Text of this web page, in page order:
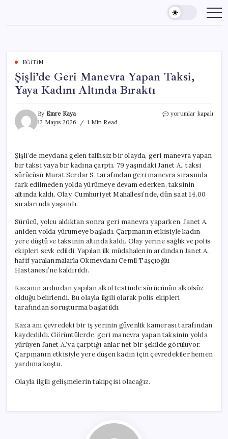
content
EĞITIM
Şişli’de Geri Manevra Yapan Taksi,
Yaya Kadını Altında Bıraktı
By Emre Kaya
12 Mayıs 2026
1 Min Read
Şişli’de
Yaya
Kadını
Altında
Bıraktı
yorumlar kapalı
Şişli’de meydana gelen talihsiz bir olayda, geri manevra yapan
bir taksi yaya bir kadına çarptı. 79 yaşındaki Janet A., taksi
sürücüsü Murat Serdar S. tarafından geri manevra sırasında
fark edilmeden yolda yürümeye devam ederken, taksinin
altında kaldı. Olay, Cumhuriyet Mahallesi’nde, dün saat 14.00
sıralarında yaşandı.
Sürücü, yolcu aldıktan sonra geri manevra yaparken, Janet A.
aniden yolda yürümeye başladı. Çarpmanın etkisiyle kadın
yere düştü ve taksinin altında kaldı. Olay yerine sağlık ve polis
ekipleri sevk edildi. Yapılan ilk müdahalenin ardından Janet A.,
hafif yaralanmalarla Okmeydanı Cemil Taşçıoğlu
Hastanesi’ne kaldırıldı.
Kazanın ardından yapılan alkol testinde sürücünün alkolsüz
olduğu belirlendi. Bu olayla ilgili olarak polis ekipleri
tarafından soruşturma başlatıldı.
Kaza anı çevredeki bir iş yerinin güvenlik kamerası tarafından
kaydedildi. Görüntülerde, geri manevra yapan taksinin yolda
yürüyen Janet A.’ya çarptığı anlar net bir şekilde görülüyor.
Çarpmanın etkisiyle yere düşen kadın için çevredekiler hemen
yardıma koştu.
Olayla ilgili gelişmelerin takipçisi olacağız.